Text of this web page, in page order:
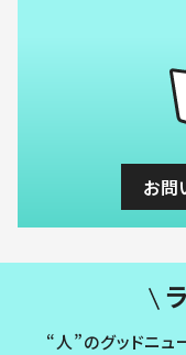
お問
“人”のグッドニュ